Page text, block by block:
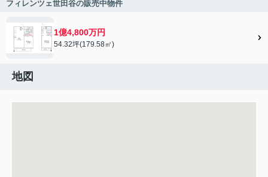
フィレンツェ世田谷の販売中物件
1億4,800万円
54.32坪(179.58㎡)
地図